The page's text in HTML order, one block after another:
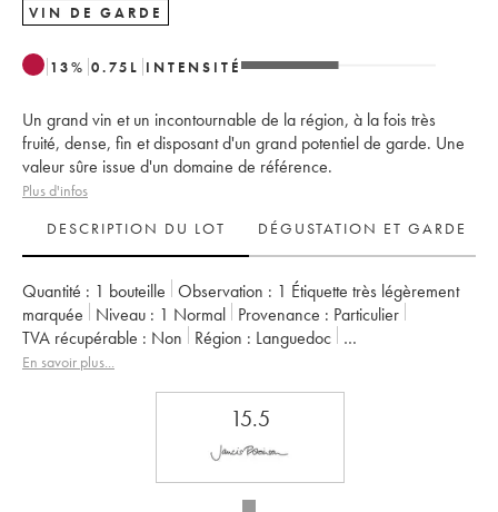
VIN DE GARDE
13% 0.75 L INTENSITÉ
Un grand vin et un incontournable de la région, à la fois très
fruité, dense, fin et disposant d'un grand potentiel de garde. Une
valeur sûre issue d'un domaine de référence.
Plus d'infos
DESCRIPTION DU LOT
DÉGUSTATION ET GARDE
Quantité : 1 bouteille Observation : 1 Étiquette très légèrement
marquée
Niveau : 1 Normal Provenance : particulier
TVA récupérable :
non Région : Languedoc
Appellation :
En savoir plus...
15.5